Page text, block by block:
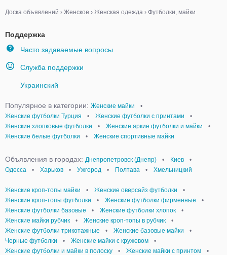
Доска объявлений › Женское › Женская одежда › Футболки, майки
Поддержка
Часто задаваемые вопросы
Служба поддержки
Украинский
Популярное в категории: Женские майки
•
Женские футболки Турция
• Женские футболки с принтами
•
Женские хлопковые футболки
• Женские яркие футболки и майки
•
Женские белые футболки
• Женские спортивные майки
Объявления в городах: Днепропетровск (Днепр) • Киев
•
Одесса
• Харьков • Ужгород • Полтава • Хмельницкий
Женские кроп-топы майки • Женские оверсайз футболки
•
Женские кроп-топы футболки
• Женские футболки фирменные
•
Женские футболки базовые
• Женские футболки хлопок
•
Женские майки рубчик
• Женские кроп-топы в рубчик
•
Женские футболки трикотажные
• Женские базовые майки
•
Черные футболки
• Женские майки с кружевом
•
Женские футболки и майки в полоску
• Женские майки с принтом
•